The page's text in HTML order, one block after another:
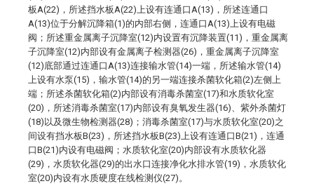
板A(22)，所述挡水板A(22)上设有连通口A(13)，所述连通口
A(13)位于分解沉降箱(1)的内部右侧，连通口A(13)上设有电磁
阀；所述重金属离子沉降室(12)内设置有沉降装置(11)，重金属离
子沉降室(12)内部设有金属离子检测器(26)，重金属离子沉降室
(12)底部通过连通口A(13)连接输水管(14)一端，所述输水管(14)
上设有水泵(15)，输水管(14)的另一端连接杀菌软化箱(2)左侧上
端；所述杀菌软化箱(2)内部设有消毒杀菌室(17)和水质软化室
(20)，所述消毒杀菌室(17)内部设有臭氧发生器(16)、紫外杀菌灯
(18)以及微生物检测器(28)；消毒杀菌室(17)与水质软化室(20)之
间设有挡水板B(23)，所述挡水板B(23)上设有连通口B(21)，连通
口B(21)内设有电磁阀；水质软化室(20)内部设有水质软化器
(29)，水质软化器(29)的出水口连接净化水排水管(19)，水质软化
室(20)内设有水质硬度在线检测仪(27)。